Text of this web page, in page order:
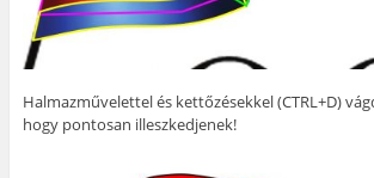
Halmazművelettel és kettőzésekkel (CTRL+D)
hogy pontosan illeszkedjenek!